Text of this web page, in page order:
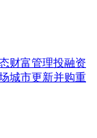
财富管理投融资
城市更新并购重